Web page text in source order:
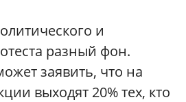
и
разный фон.
заявить, что на
выходят 20% тех, кто